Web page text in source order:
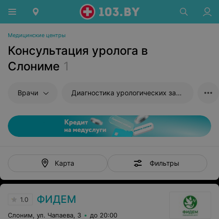
Медицинские центры
Консультация уролога в
Слониме 1
Врачи Диагностика урологических заболеваний
Карта Фильтры
1.0 ФИДЕМ
Слоним, ул. Чапаева, 3 до 20:00